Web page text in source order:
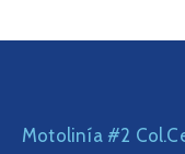
Motolinía #2